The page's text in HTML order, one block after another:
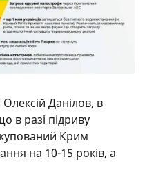
Данілов, в
в разі підриву
Крим
на 10-15 років, а